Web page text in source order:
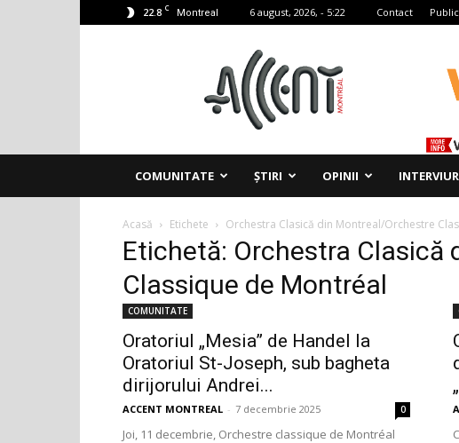
22.8 C Montreal 6 august, 2026, - 5:22 Contact
Montreal
COMUNITATE ȘTIRI OPINII
Acasă Etichete Orchestra Clasică din Montreal/Orchestre
Etichetă: Orchestra
Classique de Montréal
COMUNITATE
Oratoriul „Mesia” de Handel la
Oratoriul St-Joseph, sub bagheta
dirijorului Andrei...
ACCENT MONTREAL - 7 decembrie 2025 0
Joi, 11 decembrie, Orchestre classique de Montréal